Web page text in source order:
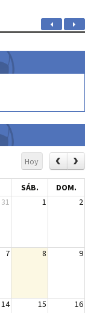
Hoy
SÁB.
DOM.
31 1 2
7 8 9
14 15 16